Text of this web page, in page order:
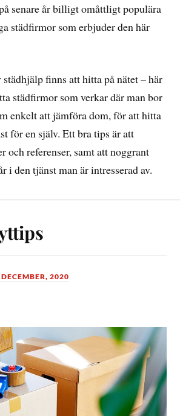
senare år billigt omåttligt populära
städfirmor som erbjuder den här
städhjälp finns att hitta på nätet – här
städfirmor som verkar där man bor
enkelt att jämföra dom, för att hitta
för en själv. Ett bra tips är att
och referenser, samt att noggrant
i den tjänst man är intresserad av.
2020